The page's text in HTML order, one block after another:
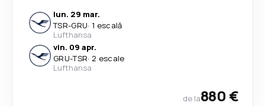
lun. 29 mar.
TSR-GRU· 1 escală
Lufthansa
vin. 09 apr.
GRU-TSR· 2 escale
Lufthansa
de la880 €